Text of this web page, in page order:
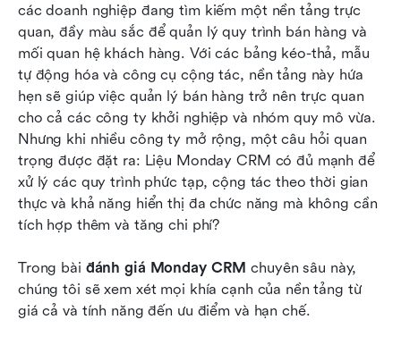
các doanh nghiệp đang tìm kiếm một nền tảng trực
quan, đầy màu sắc để quản lý quy trình bán hàng và
mối quan hệ khách hàng. Với các bảng kéo-thả, mẫu
tự động hóa và công cụ cộng tác, nền tảng này hứa
hẹn sẽ giúp việc quản lý bán hàng trở nên trực quan
cho cả các công ty khởi nghiệp và nhóm quy mô vừa.
Nhưng khi nhiều công ty mở rộng, một câu hỏi quan
trọng được đặt ra: Liệu Monday CRM có đủ mạnh để
xử lý các quy trình phức tạp, cộng tác theo thời gian
thực và khả năng hiển thị đa chức năng mà không cần
tích hợp thêm và tăng chi phí?
Trong bài đánh giá Monday CRM chuyên sâu này,
chúng tôi sẽ xem xét mọi khía cạnh của nền tảng từ
giá cả và tính năng đến ưu điểm và hạn chế.
Lark: Một giải pháp thay thế không cần mã cho
Monday CRM
Mẹo để chọn CRM phù hợp
Kết luận
Câu hỏi thường gặp
Đọc liên quan